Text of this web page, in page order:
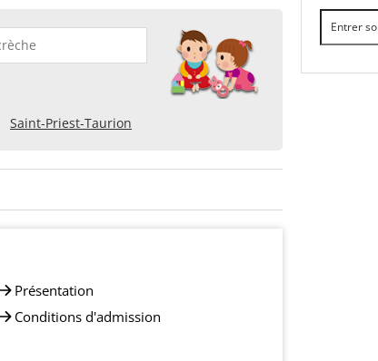
Saint-Priest-Taurion
Présentation
Conditions d'admission